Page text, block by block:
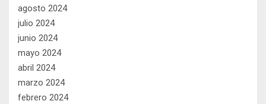
agosto 2024
julio 2024
junio 2024
mayo 2024
abril 2024
marzo 2024
febrero 2024